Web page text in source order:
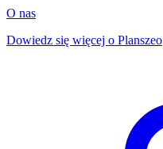
O nas
Dowiedz się więcej o Planszeo